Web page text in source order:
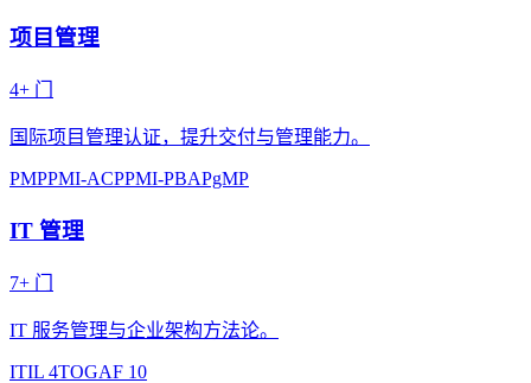
项目管理
4+ 门
国际项目管理认证，提升交付与管理能力。
PMPPMI-ACPPMI-PBAPgMP
IT 管理
7+ 门
IT 服务管理与企业架构方法论。
ITIL 4TOGAF 10